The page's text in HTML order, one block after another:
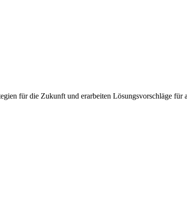
für die Zukunft und erarbeiten Lösungsvorschläge für